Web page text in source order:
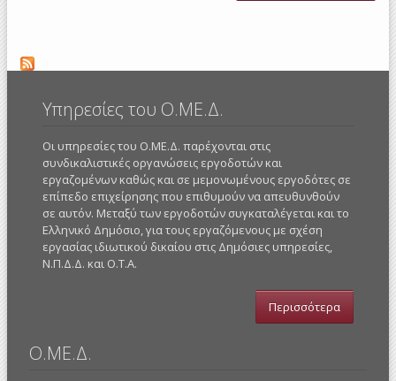
Υπηρεσίες του Ο.ΜΕ.Δ.
Οι υπηρεσίες του Ο.ΜΕ.Δ. παρέχονται στις
συνδικαλιστικές οργανώσεις εργοδοτών και
εργαζομένων καθώς και σε μεμονωμένους εργοδότες σε
επίπεδο επιχείρησης που επιθυμούν να απευθυνθούν
σε αυτόν. Μεταξύ των εργοδοτών συγκαταλέγεται και το
Ελληνικό Δημόσιο, για τους εργαζόμενους με σχέση
εργασίας ιδιωτικού δικαίου στις Δημόσιες υπηρεσίες,
Ν.Π.Δ.Δ. και Ο.Τ.Α.
Περισσότερα
Ο.ΜΕ.Δ.